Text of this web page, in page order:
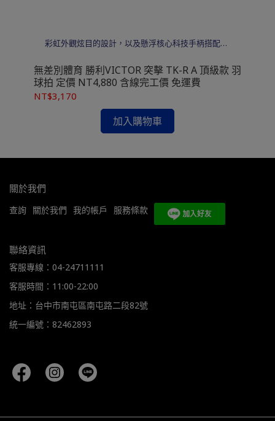
彩虹外觀炫目的設計，以及懸浮核心科技手柄搭配6.6
力。
無差別體育 勝利VICTOR 突擊 TK-R A 頂級款 羽
球拍 定價 NT4,880 含線完工價 免運費
NT$3,170
加入購物車
關於我們
查詢 關於我們 我的帳戶 服務條款
聯絡資訊
客服專線：04-24711111
客服時間：11:00-22:00
地址：台中市南屯區南屯路二段82號
統一編號：82462893